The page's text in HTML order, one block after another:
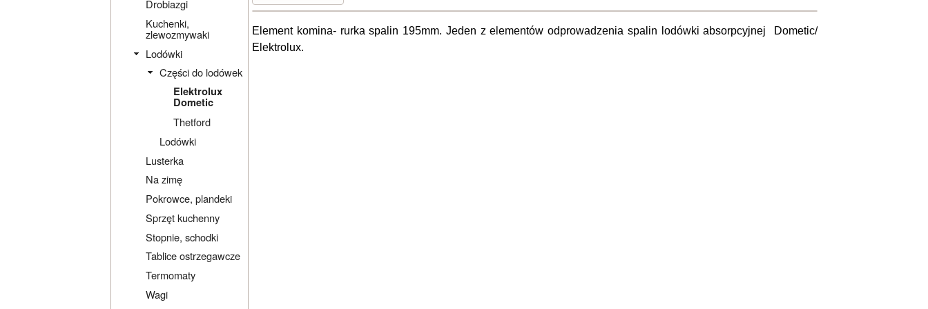
Drobiazgi
Kuchenki,
zlewozmywaki
Lodówki
Części do lodówek
Elektrolux
Dometic
Thetford
Lodówki
Lusterka
Na zimę
Pokrowce, plandeki
Sprzęt kuchenny
Stopnie, schodki
Tablice ostrzegawcze
Termomaty
Wagi
Element komina- rurka spalin 195mm. Jeden z elementów odprowadzenia spalin lodówki absorpcyjnej Dometic/
Elektrolux.